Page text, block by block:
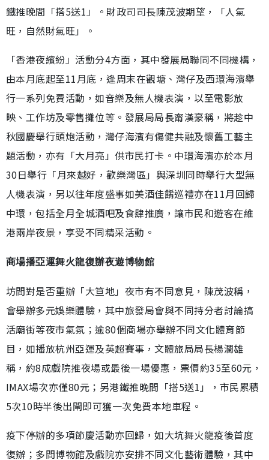
鐵推晚間「搭5送1」。財政司司長陳茂波期望，「人氣
旺，自然財氣旺」。
「香港夜繽紛」活動分4方面，其中發展局聯同不同機構，
由本月底起至11月底，逢周末在觀塘、灣仔及西環海濱舉
行一系列免費活動，如音樂及無人機表演，以至電影放
映、工作坊及零售攤位等。發展局局長甯漢豪稱，將趁中
秋國慶舉行頭炮活動，灣仔海濱有傷健共融及懷舊工藝主
題活動，亦有「大月亮」供市民打卡。中環海濱亦於本月
30日舉行「月來越好，歡樂灣區」與深圳同時舉行大型無
人機表演，另以往年度盛事如美酒佳餚巡禮亦在11月回歸
中環，包括全月全城酒吧及食肆推廣，讓市民和遊客在維
港兩岸夜景，享受不同精采活動。
商場播亞運舞火龍復辦夜遊博物館
坊間對是否重辦「大笪地」夜市有不同意見，陳茂波稱，
會舉辦多元娛樂體驗，其中旅發局會與不同持分者討論搞
活廟街等夜市氣氛；逾80個商場亦舉辦不同文化體育節
目，如播放杭州亞運及英超賽事，文體旅局局長楊潤雄
稱，約8成戲院推夜場或最後一場優惠，票價約35至60元，
IMAX場次亦僅80元；另港鐵推晚間「搭5送1」，市民累積
5次10時半後出閘即可獲一次免費本地車程。
疫下停辦的多項節慶活動亦回歸，如大坑舞火龍疫後首度
復辦；多間博物館及戲院亦安排不同文化藝術體驗，其中